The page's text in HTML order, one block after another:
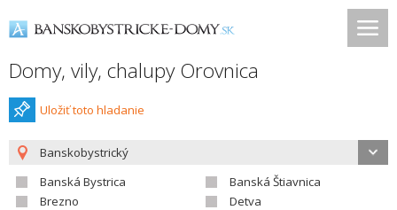
Domy, vily, chalupy Orovnica
Uložiť toto hladanie
Banskobystrický
Banská Bystrica
Banská Štiavnica
Brezno
Detva